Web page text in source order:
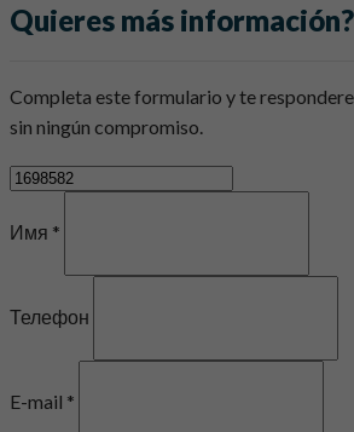
Quieres más información?
Completa este formulario y te
sin ningún compromiso.
Имя *
Телефон
E-mail *